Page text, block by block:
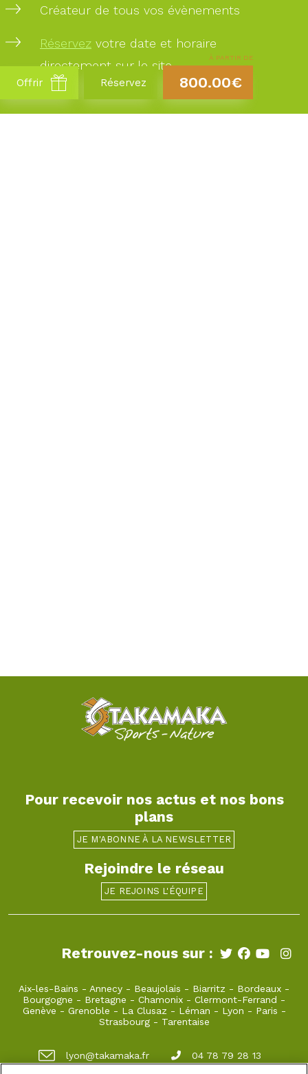
Créateur de tous vos évènements
Réservez votre date et horaire
directement sur le site
Offrir Réservez
À PARTIR DE
800.00€
Pour recevoir nos actus et nos bons
plans
JE M'ABONNE À LA NEWSLETTER
Rejoindre le réseau
JE REJOINS L'ÉQUIPE
Retrouvez-nous sur :
Aix-les-Bains - Annecy - Beaujolais - Biarritz - Bordeaux -
Bourgogne - Bretagne - Chamonix - Clermont-Ferrand -
Genève - Grenoble - La Clusaz - Léman - Lyon - Paris -
Strasbourg- Tarentaise
lyon@takamaka.fr 04 78 79 28 13